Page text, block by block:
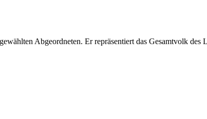
Abgeordneten. Er repräsentiert das Gesamtvolk